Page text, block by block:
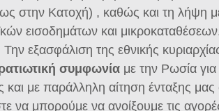
στην Κατοχή) , καθώς και τη λήψη
εισοδημάτων και
Την εξασφάλιση της εθνικής
συμφωνία με την Ρωσία
και με παράλληλη αίτηση ένταξης
να μπορούμε να ανοίξουμε τις